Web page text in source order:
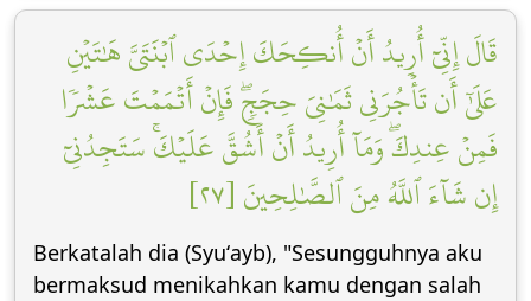
قَالَ إِنِّيٓ أُرِيدُ أَنۡ أُنكِحَكَ إِحۡدَى ٱبۡنَتَيَّ هَٰتَيۡنِ
عَلَىٰٓ أَن تَأۡجُرَنِي ثَمَٰنِيَ حِجَجٖۖ فَإِنۡ أَتۡمَمۡتَ عَشۡرٗا
فَمِنۡ عِندِكَۖ وَمَآ أُرِيدُ أَنۡ أَشُقَّ عَلَيۡكَۚ سَتَجِدُنِيٓ
إِن شَآءَ ٱللَّهُ مِنَ ٱلصَّٰلِحِينَ [٢٧]
Berkatalah dia (Syuʻayb), "Sesungguhnya aku
bermaksud menikahkan kamu dengan salah